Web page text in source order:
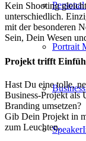
Portrait
Kein Shooting
unterschiedlich.
mit der besonderen
Sein, Dein Wesen
Projekt trifft
Hast Du eine tolle,
Business-Projekt als
Branding umsetzen?
Gib Dein Projekt in
zum Leuchten.